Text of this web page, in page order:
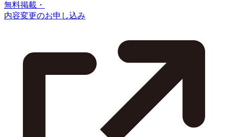
無料掲載・
内容変更のお申し込み